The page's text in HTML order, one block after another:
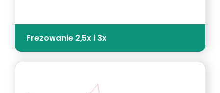
Frezowanie 2,5x i 3x